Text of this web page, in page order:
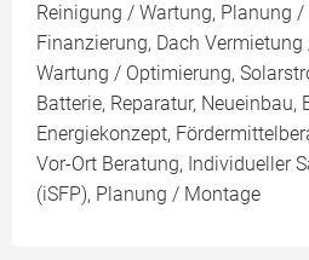
Reinigung / Wartung, Planung /
Finanzierung, Dach
Wartung / Optimierung,
Batterie, Reparatur, Neueinbau,
Energiekonzept,
Vor-Ort Beratung, Individueller
(iSFP), Planung / Montage